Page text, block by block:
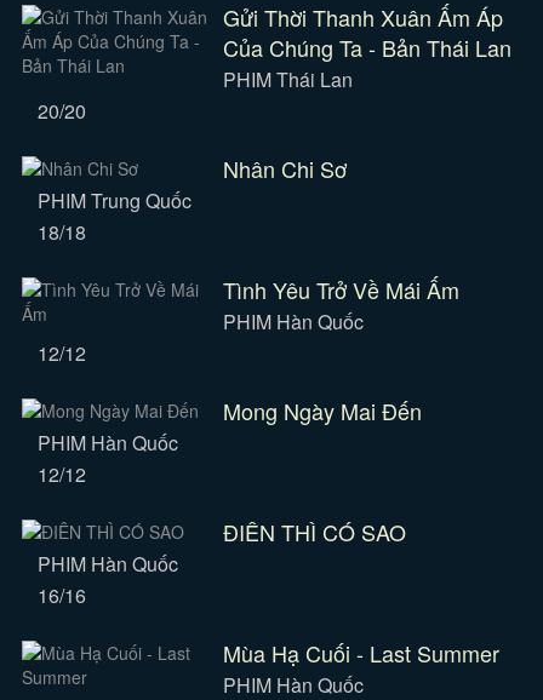
Gửi Thời Thanh Xuân Ấm Áp
Của Chúng Ta - Bản Thái Lan
PHIM Thái Lan
20/20
Nhân Chi Sơ
PHIM Trung Quốc
18/18
Tình Yêu Trở Về Mái Ấm
PHIM Hàn Quốc
12/12
Mong Ngày Mai Đến
PHIM Hàn Quốc
12/12
ĐIÊN THÌ CÓ SAO
PHIM Hàn Quốc
16/16
Mùa Hạ Cuối - Last Summer
PHIM Hàn Quốc